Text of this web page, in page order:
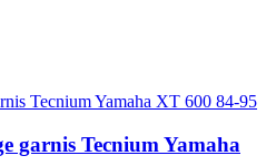
garnis Tecnium Yamaha